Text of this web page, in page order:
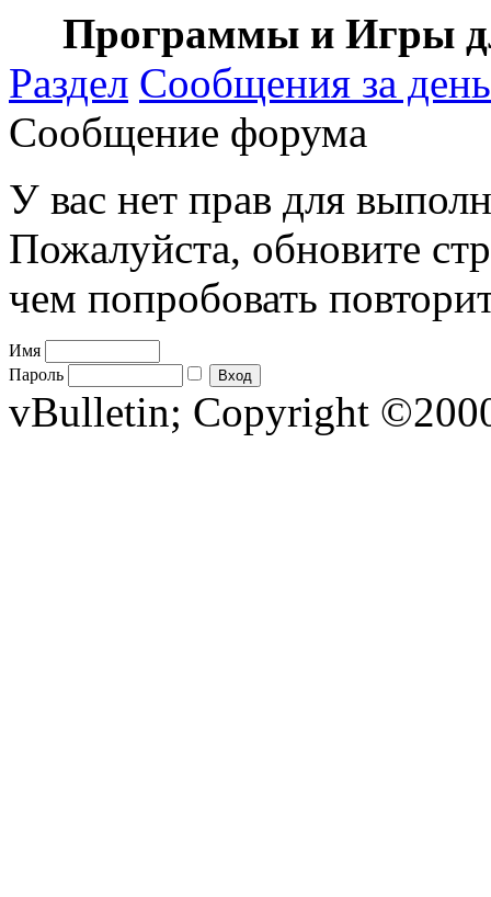
Программы и Игры
Раздел Сообщения за день
Сообщение форума
У вас нет прав для
Пожалуйста, обновите
чем попробовать
Имя
Пароль
vBulletin; Copyright